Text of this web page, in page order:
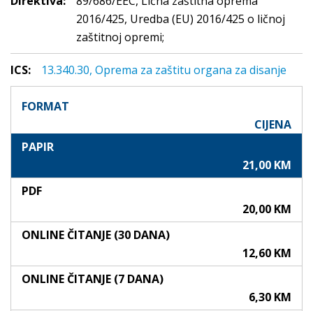
2016/425, Uredba (EU) 2016/425 o ličnoj
zaštitnoj opremi;
ICS: 13.340.30, Oprema za zaštitu organa za disanje
FORMAT
CIJENA
PAPIR
21,00 KM
PDF
20,00 KM
ONLINE ČITANJE (30 DANA)
12,60 KM
ONLINE ČITANJE (7 DANA)
6,30 KM